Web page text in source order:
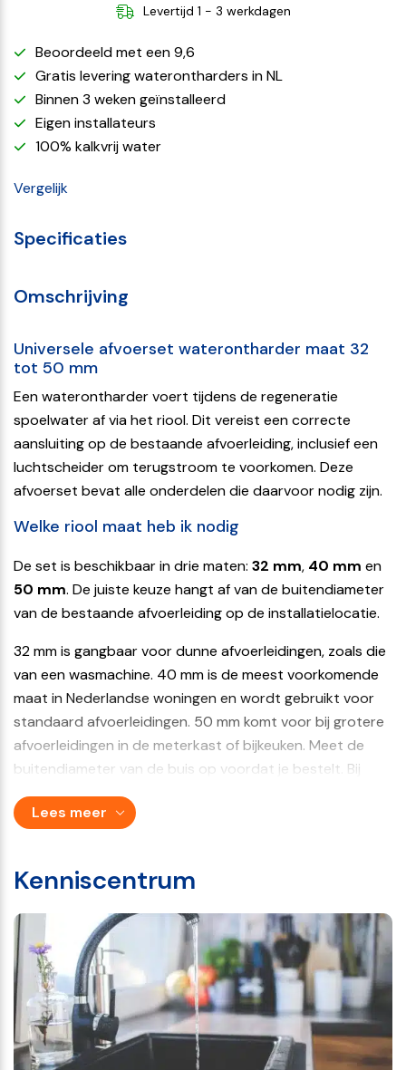
Levertijd 1 - 3 werkdagen
Beoordeeld met een 9,6
Gratis levering waterontharders in NL
Binnen 3 weken geïnstalleerd
Eigen installateurs
100% kalkvrij water
Vergelijk
Specificaties
Omschrijving
Universele afvoerset waterontharder maat 32
tot 50 mm
Een waterontharder voert tijdens de regeneratie
spoelwater af via het riool. Dit vereist een correcte
aansluiting op de bestaande afvoerleiding, inclusief een
luchtscheider om terugstroom te voorkomen. Deze
afvoerset bevat alle onderdelen die daarvoor nodig zijn.
Welke riool maat heb ik nodig
De set is beschikbaar in drie maten: 32 mm, 40 mm en
50 mm. De juiste keuze hangt af van de buitendiameter
van de bestaande afvoerleiding op de installatielocatie.
32 mm is gangbaar voor dunne afvoerleidingen, zoals die
van een wasmachine. 40 mm is de meest voorkomende
maat in Nederlandse woningen en wordt gebruikt voor
standaard afvoerleidingen. 50 mm komt voor bij grotere
afvoerleidingen in de meterkast of bijkeuken. Meet de
buitendiameter van de buis op voordat je bestelt. Bij
twijfel is contact opnemen met
OnlineWaterontharders.nl de snelste manier om de juiste
Voor woningen met een rioolbuis van 75 mm of groter is
75mm – 125mm
Inhoud van de set
De set bestaat uit een luchtscheider, een bekersifon, een
aanboorzadel, een verloop tussen het aanboorzadel en
de bekersifon en een slangklem. De luchtscheider
Lees meer
Kenniscentrum